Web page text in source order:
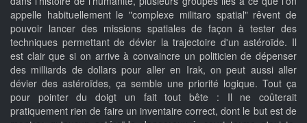
appelle habituellement le "complexe militaro spatial" rêvent de
pouvoir lancer des missions spatiales de façon à tester des
techniques permettant de dévier la trajectoire d'un astéroïde. Il
est clair que si on arrive à convaincre un politicien de dépenser
des milliards de dollars pour aller en Irak, on peut aussi aller
dévier des astéroïdes, ça semble une priorité logique. Tout ça
pour pointer du doigt un fait tout bête : Il ne coûterait
pratiquement rien de faire un inventaire correct, dont le but est de